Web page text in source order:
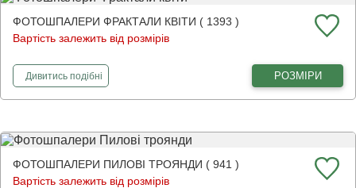
ФОТОШПАЛЕРИ ФРАКТАЛИ КВІТИ ( 1393 )
Вартість залежить від розмірів
Дивитисьфотошпалери
подібні РОЗМІРИ
ФОТОШПАЛЕРИ ПИЛОВІ ТРОЯНДИ ( 941 )
Вартість залежить від розмірів